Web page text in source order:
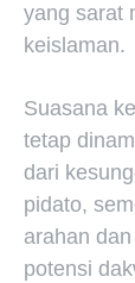
yang sarat
keislaman.
Suasana
tetap
dari
pidato,
arahan
potensi